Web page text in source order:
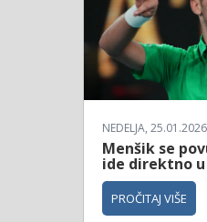
NEDELJA,
Menšik se
ide direktno
PROČITAJ VIŠE